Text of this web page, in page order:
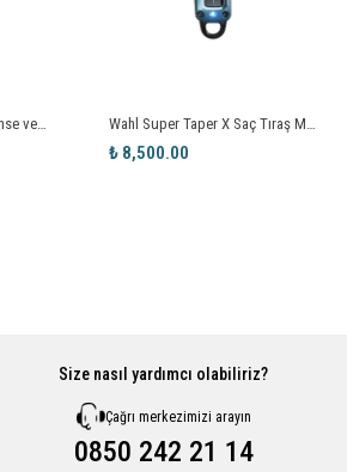
Wahl Hi-Viz Profesyonel Ense ve Çizim Makinesi Wahl Super Taper X Saç Tıraş Makinesi
₺ 8,500.00
Size nasıl yardımcı olabiliriz?
Çağrı merkezimizi arayın
0850 242 21 14